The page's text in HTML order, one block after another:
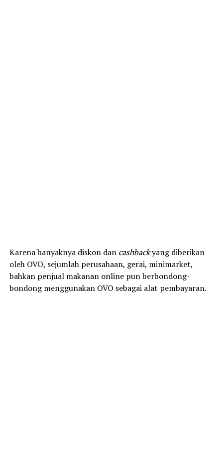
Karena banyaknya diskon dan cashbackyang diberikan
oleh OVO, sejumlah perusahaan, gerai, minimarket,
bahkan penjual makanan online pun berbondong-
bondong menggunakan OVO sebagai alat pembayaran.